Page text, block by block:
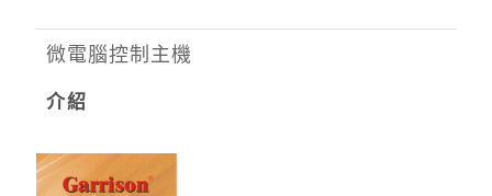
微電腦控制主機
介紹